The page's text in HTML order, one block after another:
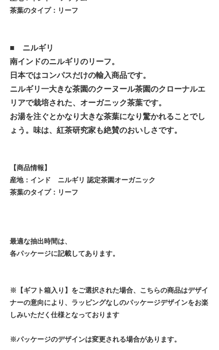
茶葉のタイプ：リーフ
■ ニルギリ
南インドのニルギリのリーフ。
日本ではコンパスだけの輸入商品です。
ニルギリ一大きな茶園のクーヌール茶園のクローナルエ
リアで栽培された、オーガニック茶葉です。
お湯を注ぐとかなり大きな茶葉になり驚かれることでし
ょう。味は、紅茶研究家も絶賛のおいしさです。
【商品情報】
産地：インド ニルギリ 認定茶園オーガニック
茶葉のタイプ：リーフ
最適な抽出時間は、
各パッケージに記載してあります。
※【ギフト箱入り】をご選択された場合、こちらの商品はデザイ
ナーの意向により、ラッピングなしのパッケージデザインをお楽
しみいただく仕様となっております
※パッケージのデザインは変更される場合があります。